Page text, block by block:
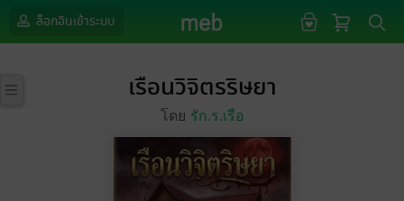
ล็อกอินเข้าระบบ
เรือนวิจิตรริษยา
โดย รัก.ร.เรือ